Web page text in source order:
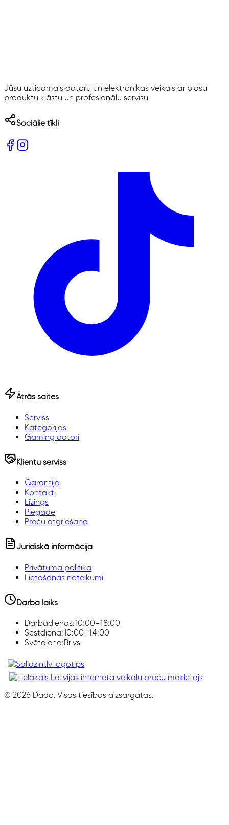
Jūsu uzticamais datoru un elektronikas veikals ar plašu
produktu klāstu un profesionālu servisu
Sociālie tīkli
Ātrās saites
Serviss
Kategorijas
Gaming datori
Klientu serviss
Garantija
Kontakti
Līzings
Piegāde
Preču atgriešana
Juridiskā informācija
Privātuma politika
Lietošanas noteikumi
Darba laiks
Darbadienas:10:00–18:00
Sestdiena:10:00–14:00
Svētdiena:Brīvs
Klimata iekārtas, Smaržas,
© 2026 Dado. Visas tiesības aizsargātas.